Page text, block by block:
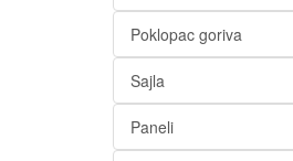
Poklopac goriva
Sajla
Paneli